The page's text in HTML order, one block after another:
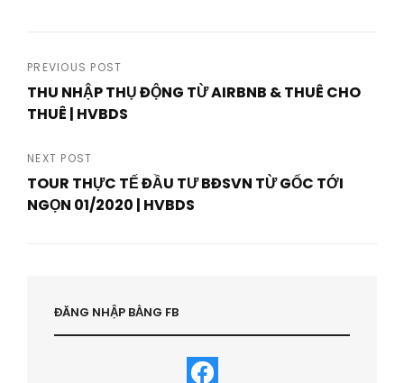
Post
navigation
PREVIOUS POST
THU NHẬP THỤ ĐỘNG TỪ AIRBNB & THUÊ CHO
THUÊ | HVBDS
Post
NEXT POST
TOUR THỰC TẾ ĐẦU TƯ BĐSVN TỪ GỐC TỚI
NGỌN 01/2020 | HVBDS
ĐĂNG NHẬP BẰNG FB